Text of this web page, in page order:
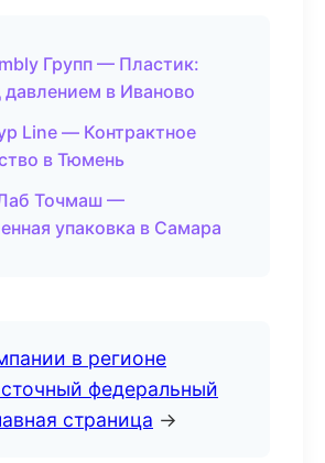
Групп — Пластик:
давлением в Иваново
Line — Контрактное
в Тюмень
Точмаш —
упаковка в Самара
в регионе
федеральный
страница →